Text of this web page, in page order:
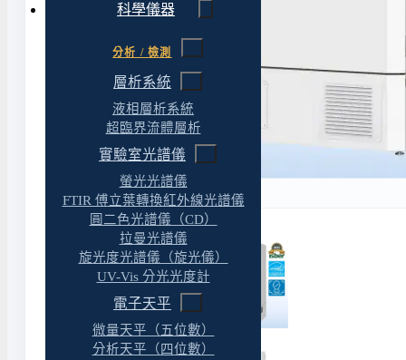
科學儀器
分析 / 檢測
層析系統
液相層析系統
超臨界流體層析
實驗室光譜儀
螢光光譜儀
FTIR 傅立葉轉換紅外線光譜儀
圓二色光譜儀（CD）
拉曼光譜儀
旋光度光譜儀（旋光儀）
UV-Vis 分光光度計
電子天平
微量天平（五位數）
分析天平（四位數）